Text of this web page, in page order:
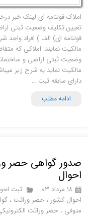
املاک قولنامه ای لینک خبر
تعیین تکلیف وضعیت ثبتی
قولنامه ای) الف ) افراد واجد
مالکیت نمایند: املاکی که
وضعیت ثبتی اراضی و
مالکیت نماید به شرح زیر
دارای سابقه ثبت …
ادامه مطلب
صدور گواهی حصر
احوال
۱۸ مرداد ۰۳ ثبت
احوال کشور ،حصر وراثت ،
متوفی ،حصر وراثت